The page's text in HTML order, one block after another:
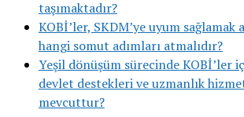
taşımaktadır?
KOBİ’ler, SKDM’ye uyum sağlamak
hangi somut adımları atmalıdır?
Yeşil dönüşüm sürecinde KOBİ’ler
devlet destekleri ve uzmanlık
mevcuttur?